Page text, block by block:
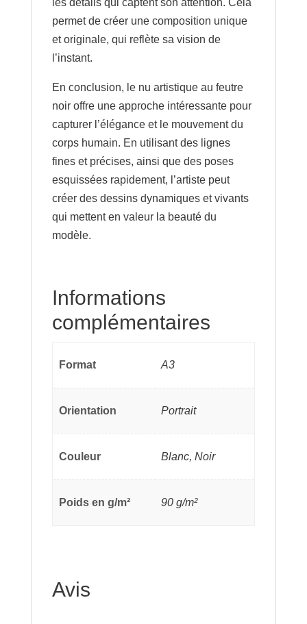
permet de créer une composition unique
et originale, qui reflète sa vision de
l’instant.
En conclusion, le nu artistique au feutre
noir offre une approche intéressante pour
capturer l’élégance et le mouvement du
corps humain. En utilisant des lignes
fines et précises, ainsi que des poses
esquissées rapidement, l’artiste peut
créer des dessins dynamiques et vivants
qui mettent en valeur la beauté du
modèle.
Informations
complémentaires
Format A3
Orientation Portrait
Couleur Blanc, Noir
Poids en g/m² 90 g/m²
Avis